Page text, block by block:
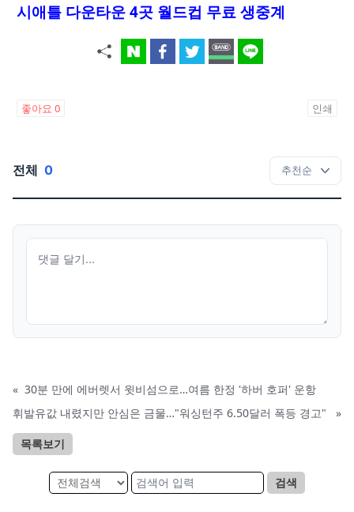
시애틀 다운타운 4곳 월드컵 무료 생중계
좋아요 0 인쇄
전체 0
« 30분 만에 에버렛서 윗비섬으로…여름 한정 '하버 호퍼' 운항
휘발유값 내렸지만 안심은 금물…"워싱턴주 6.50달러 폭등 경고"
»
목록보기
검색